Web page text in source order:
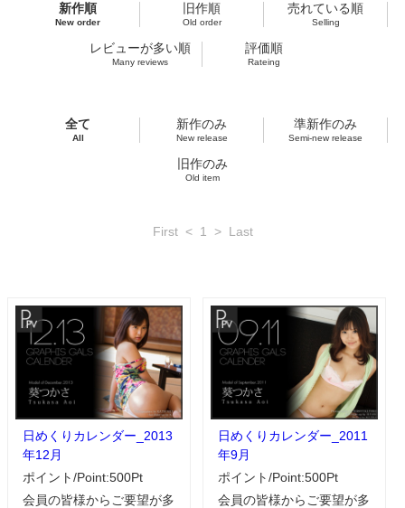
新作順
New order
旧作順
Old order
売れている順
Selling
レビューが多い順
Many reviews
評価順
Rateing
全て
All
新作のみ
New release
準新作のみ
Semi-new release
旧作のみ
Old item
First < 1 > Last
日めくりカレンダー_2013
年12月
ポイント/Point:500Pt
会員の皆様からご要望が多
日めくりカレンダー_2011
年9月
ポイント/Point:500Pt
会員の皆様からご要望が多